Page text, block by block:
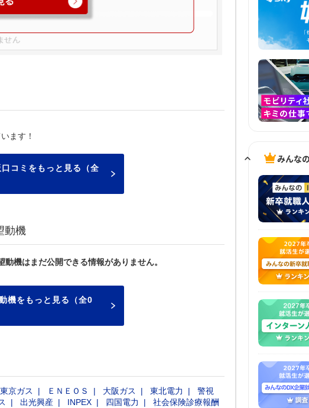
ます！
コミをもっと見る（全
動機
機はまだ公開できる情報がありません。
機をもっと見る（全0
東京ガス ＥＮＥＯＳ 大阪ガス 東北電力
警視
出光興産 INPEX 四国電力
社会保険診療報酬
みんな